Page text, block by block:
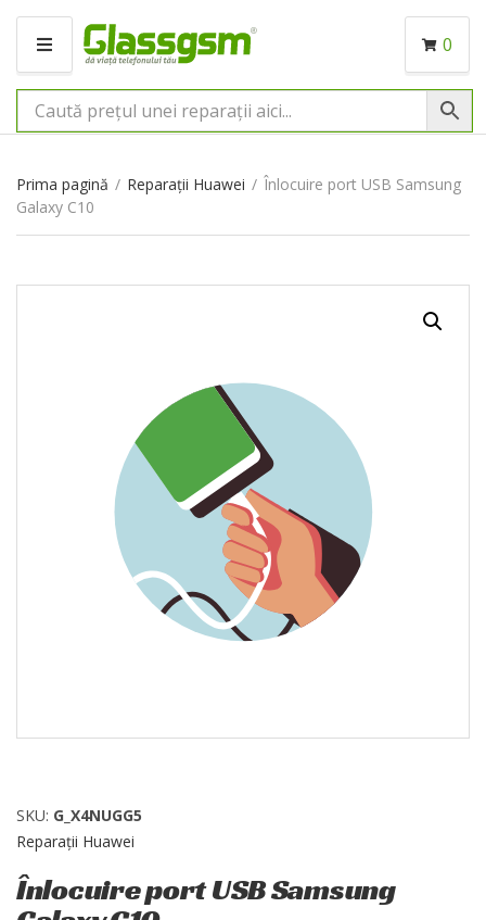
M
N
I
0
Prima pagină / Reparații Huawei / Înlocuire port USB Samsung
Galaxy C10
SKU: G_X4NUGG5
Reparații Huawei
Înlocuire port USB Samsung